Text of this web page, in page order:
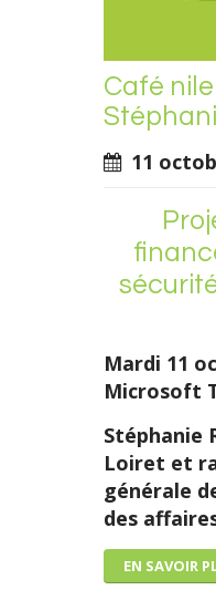
Café
11
Mardi 11
Microsoft
Stéphanie
Loiret et
générale
des
EN SAVOIR